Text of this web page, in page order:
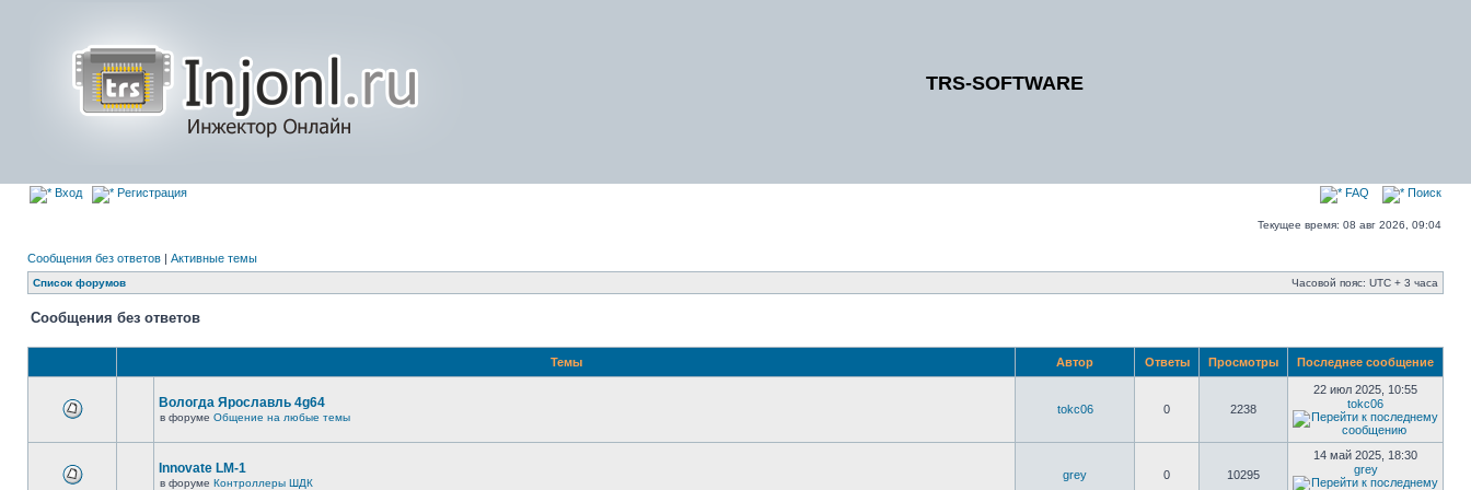
TRS-SOFTWARE
Вход Регистрация FAQ Поиск
Текущее время: 08 авг 2026, 09:04
Сообщения без ответов | Активные темы
Список форумов Часовой пояс: UTC + 3 часа
Сообщения без ответов
Темы Автор Ответы Просмотры Последнее сообщение
Вологда Ярославль 4g64
в форуме Общение на любые темы
tokc06 0 2238
22 июл 2025, 10:55
tokc06
Innovate LM-1
в форуме Контроллеры ШДК
grey 0 10295
14 май 2025, 18:30
grey